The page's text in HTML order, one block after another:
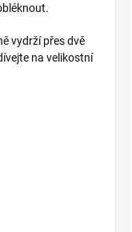
vydrží přes dvě
na velikostní